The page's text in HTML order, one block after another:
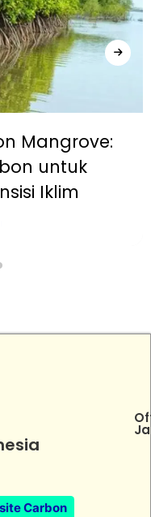
Mangrove:
untuk
Iklim
Carbon